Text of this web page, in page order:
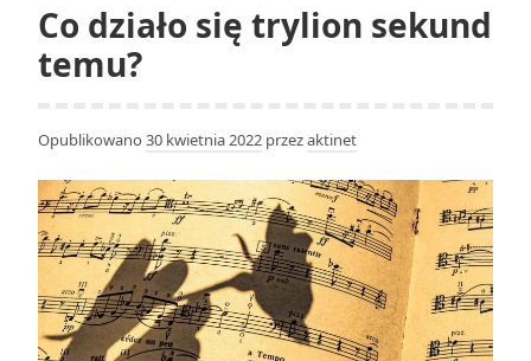
Co działo się trylion sekund
temu?
Opublikowano 30 kwietnia 2022 przezaktinet